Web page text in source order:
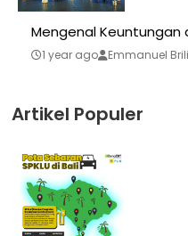
Mengenal Keuntungan
1 year ago Emmanuel
Artikel Populer